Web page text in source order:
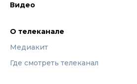
Видео
О телеканале
Медиакит
Где смотреть телеканал